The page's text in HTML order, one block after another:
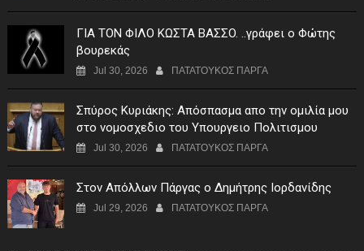
ΓIA TON ΦIΛO KΩΣTA BAΣΣO. ..γράφει ο Φώτης
βουρεκάς
Jul 30, 2026 ΠΑΤΑΤΟΥΚΟΣ ΠΑΡΓΑ
Σπύρος Κυριάκης: Απόσπασμα απο την ομιλία μου
στο νομοσχεδιο του Υπουργειο Πολιτισμου
Jul 30, 2026 ΠΑΤΑΤΟΥΚΟΣ ΠΑΡΓΑ
Στον Απόλλων Πάργας ο Δημήτρης Ιορδανίδης
Jul 29, 2026 ΠΑΤΑΤΟΥΚΟΣ ΠΑΡΓΑ